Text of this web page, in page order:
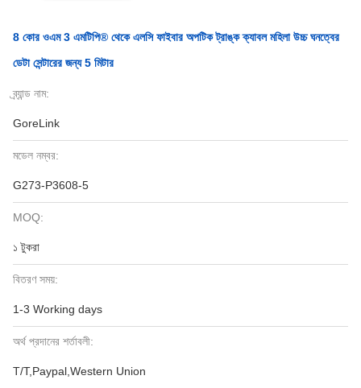
8 কোর ওএম 3 এমটিপি® থেকে এলসি ফাইবার অপটিক ট্রাঙ্ক ক্যাবল মহিলা উচ্চ ঘনত্বের
ডেটা সেন্টারের জন্য 5 মিটার
ব্র্যান্ড নাম:
GoreLink
মডেল নম্বর:
G273-P3608-5
MOQ:
১ টুকরা
বিতরণ সময়:
1-3 Working days
অর্থ প্রদানের শর্তাবলী:
T/T,Paypal,Western Union